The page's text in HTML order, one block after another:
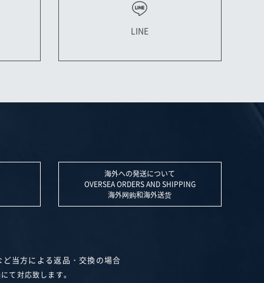
LINE
海外への発送について
OVERSEA ORDERS AND SHIPPING
海外网购和海外送货
当方による返品・交換の場合
て対応致します。